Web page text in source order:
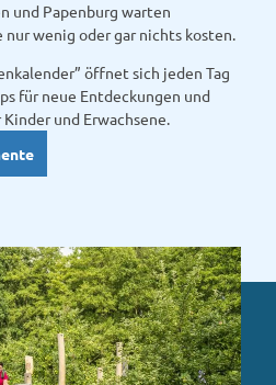
und Papenburg warten
wenig oder gar nichts kosten.
öffnet sich jeden Tag
für neue Entdeckungen und
und Erwachsene.